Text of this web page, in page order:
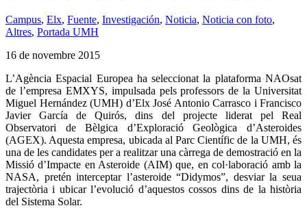
Campus, Elx, Fuente, Investigación, Noticia, Noticia con foto,
Altres, Portada UMH
16 de novembre 2015
L’Agència Espacial Europea ha seleccionat la plataforma NAOsat
de l’empresa EMXYS, impulsada pels professors de la Universitat
Miguel Hernández (UMH) d’Elx José Antonio Carrasco i Francisco
Javier García de Quirós, dins del projecte liderat pel Real
Observatori de Bèlgica d’Exploració Geològica d’Asteroides
(AGEX). Aquesta empresa, ubicada al Parc Científic de la UMH, és
una de les candidates per a realitzar una càrrega de demostració en la
Missió d’Impacte en Asteroide (AIM) que, en col·laboració amb la
NASA, pretén interceptar l’asteroide “Didymos”, desviar la seua
trajectòria i ubicar l’evolució d’aquestos cossos dins de la història
del Sistema Solar.